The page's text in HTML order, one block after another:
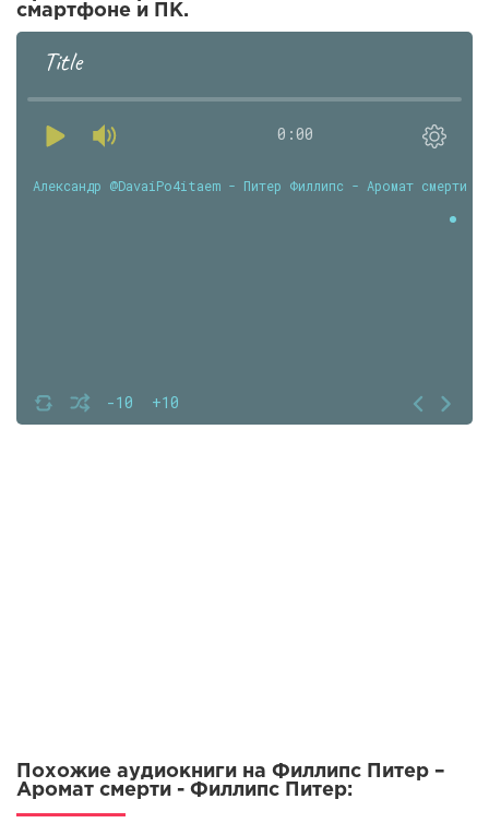
смартфоне и ПК.
Title
0:00
-10 +10
Александр @DavaiPo4itaem - Питер Филлипс - Аромат смерти
Похожие аудиокниги на Филлипс Питер –
Аромат смерти - Филлипс Питер: